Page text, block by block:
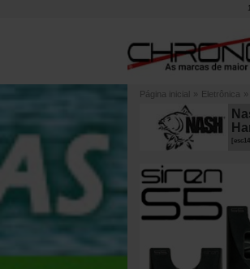
Página inicial » Eletrônica »